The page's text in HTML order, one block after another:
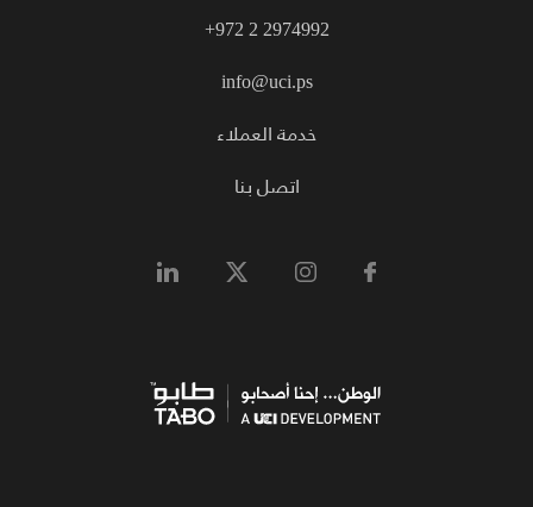
+972 2 2974992
info@uci.ps
خدمة العملاء
اتصل بنا